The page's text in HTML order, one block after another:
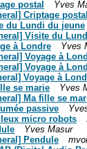
postal
Yves
Criptage postal
du Lundi du jeune
Visite du
à Londre
Yves
Voyage à
Voyage à
Voyage à
se marie
Yves
Ma fille se
passive
micro robots
Yves Masur
Pendule